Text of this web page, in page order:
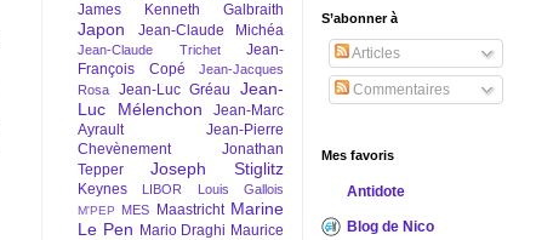
James Kenneth Galbraith
Japon Jean-Claude Michéa
Jean-Claude Trichet
Jean-
François Copé
Jean-Jacques
Rosa
Jean-Luc Gréau
Jean-
Luc Mélenchon
Jean-Marc
Ayrault
Jean-Pierre
Chevènement
Jonathan
Tepper
Joseph Stiglitz
Keynes LIBOR Louis Gallois
M'PEP MES Maastricht Marine
Le Pen Mario Draghi Maurice
S’abonner à
Articles
Commentaires
Mes favoris
Antidote
Blog de Nico